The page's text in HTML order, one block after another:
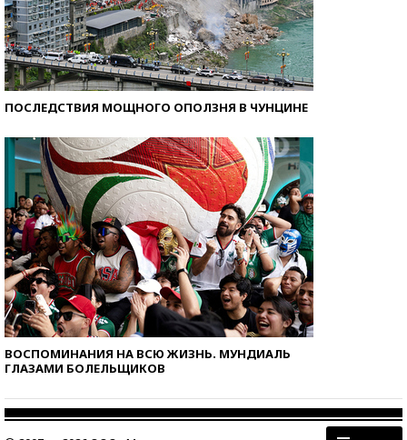
ПОСЛЕДСТВИЯ МОЩНОГО ОПОЛЗНЯ В ЧУНЦИНЕ
ВОСПОМИНАНИЯ НА ВСЮ ЖИЗНЬ. МУНДИАЛЬ
ГЛАЗАМИ БОЛЕЛЬЩИКОВ